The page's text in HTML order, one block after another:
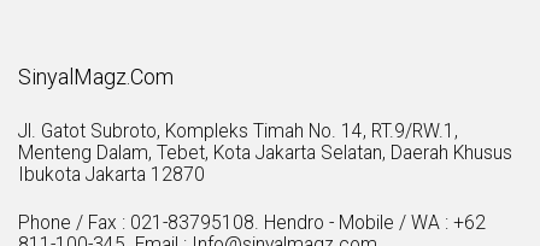
SinyalMagz.Com
Jl. Gatot Subroto, Kompleks Timah No. 14, RT.9/RW.1,
Menteng Dalam, Tebet, Kota Jakarta Selatan, Daerah Khusus
Ibukota Jakarta 12870
Phone / Fax : 021-83795108. Hendro - Mobile / WA : +62